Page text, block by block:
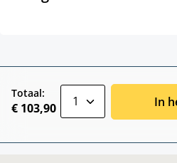
Totaal:
€ 103,90 In